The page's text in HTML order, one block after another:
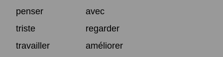
penser
avec
triste
regarder
travailler
améliorer